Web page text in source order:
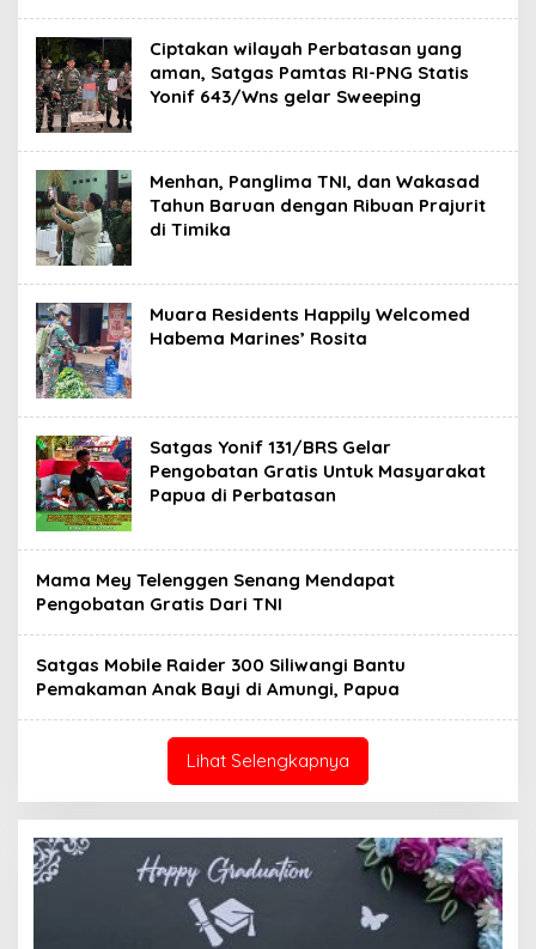
Ciptakan wilayah Perbatasan yang
aman, Satgas Pamtas RI-PNG Statis
Yonif 643/Wns gelar Sweeping
Menhan, Panglima TNI, dan Wakasad
Tahun Baruan dengan Ribuan Prajurit
di Timika
Muara Residents Happily Welcomed
Habema Marines’ Rosita
Satgas Yonif 131/BRS Gelar
Pengobatan Gratis Untuk Masyarakat
Papua di Perbatasan
Mama Mey Telenggen Senang Mendapat
Pengobatan Gratis Dari TNI
Satgas Mobile Raider 300 Siliwangi Bantu
Pemakaman Anak Bayi di Amungi, Papua
Lihat Selengkapnya